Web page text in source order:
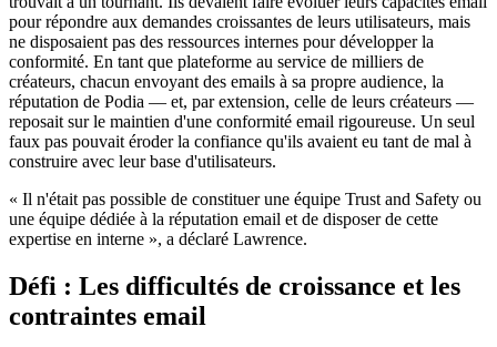
pour répondre aux demandes croissantes de leurs utilisateurs, mais
ne disposaient pas des ressources internes pour développer la
conformité. En tant que plateforme au service de milliers de
créateurs, chacun envoyant des emails à sa propre audience, la
réputation de Podia — et, par extension, celle de leurs créateurs —
reposait sur le maintien d'une conformité email rigoureuse. Un seul
faux pas pouvait éroder la confiance qu'ils avaient eu tant de mal à
construire avec leur base d'utilisateurs.
« Il n'était pas possible de constituer une équipe Trust and Safety ou
une équipe dédiée à la réputation email et de disposer de cette
expertise en interne », a déclaré Lawrence.
Défi : Les difficultés de croissance et les
contraintes email